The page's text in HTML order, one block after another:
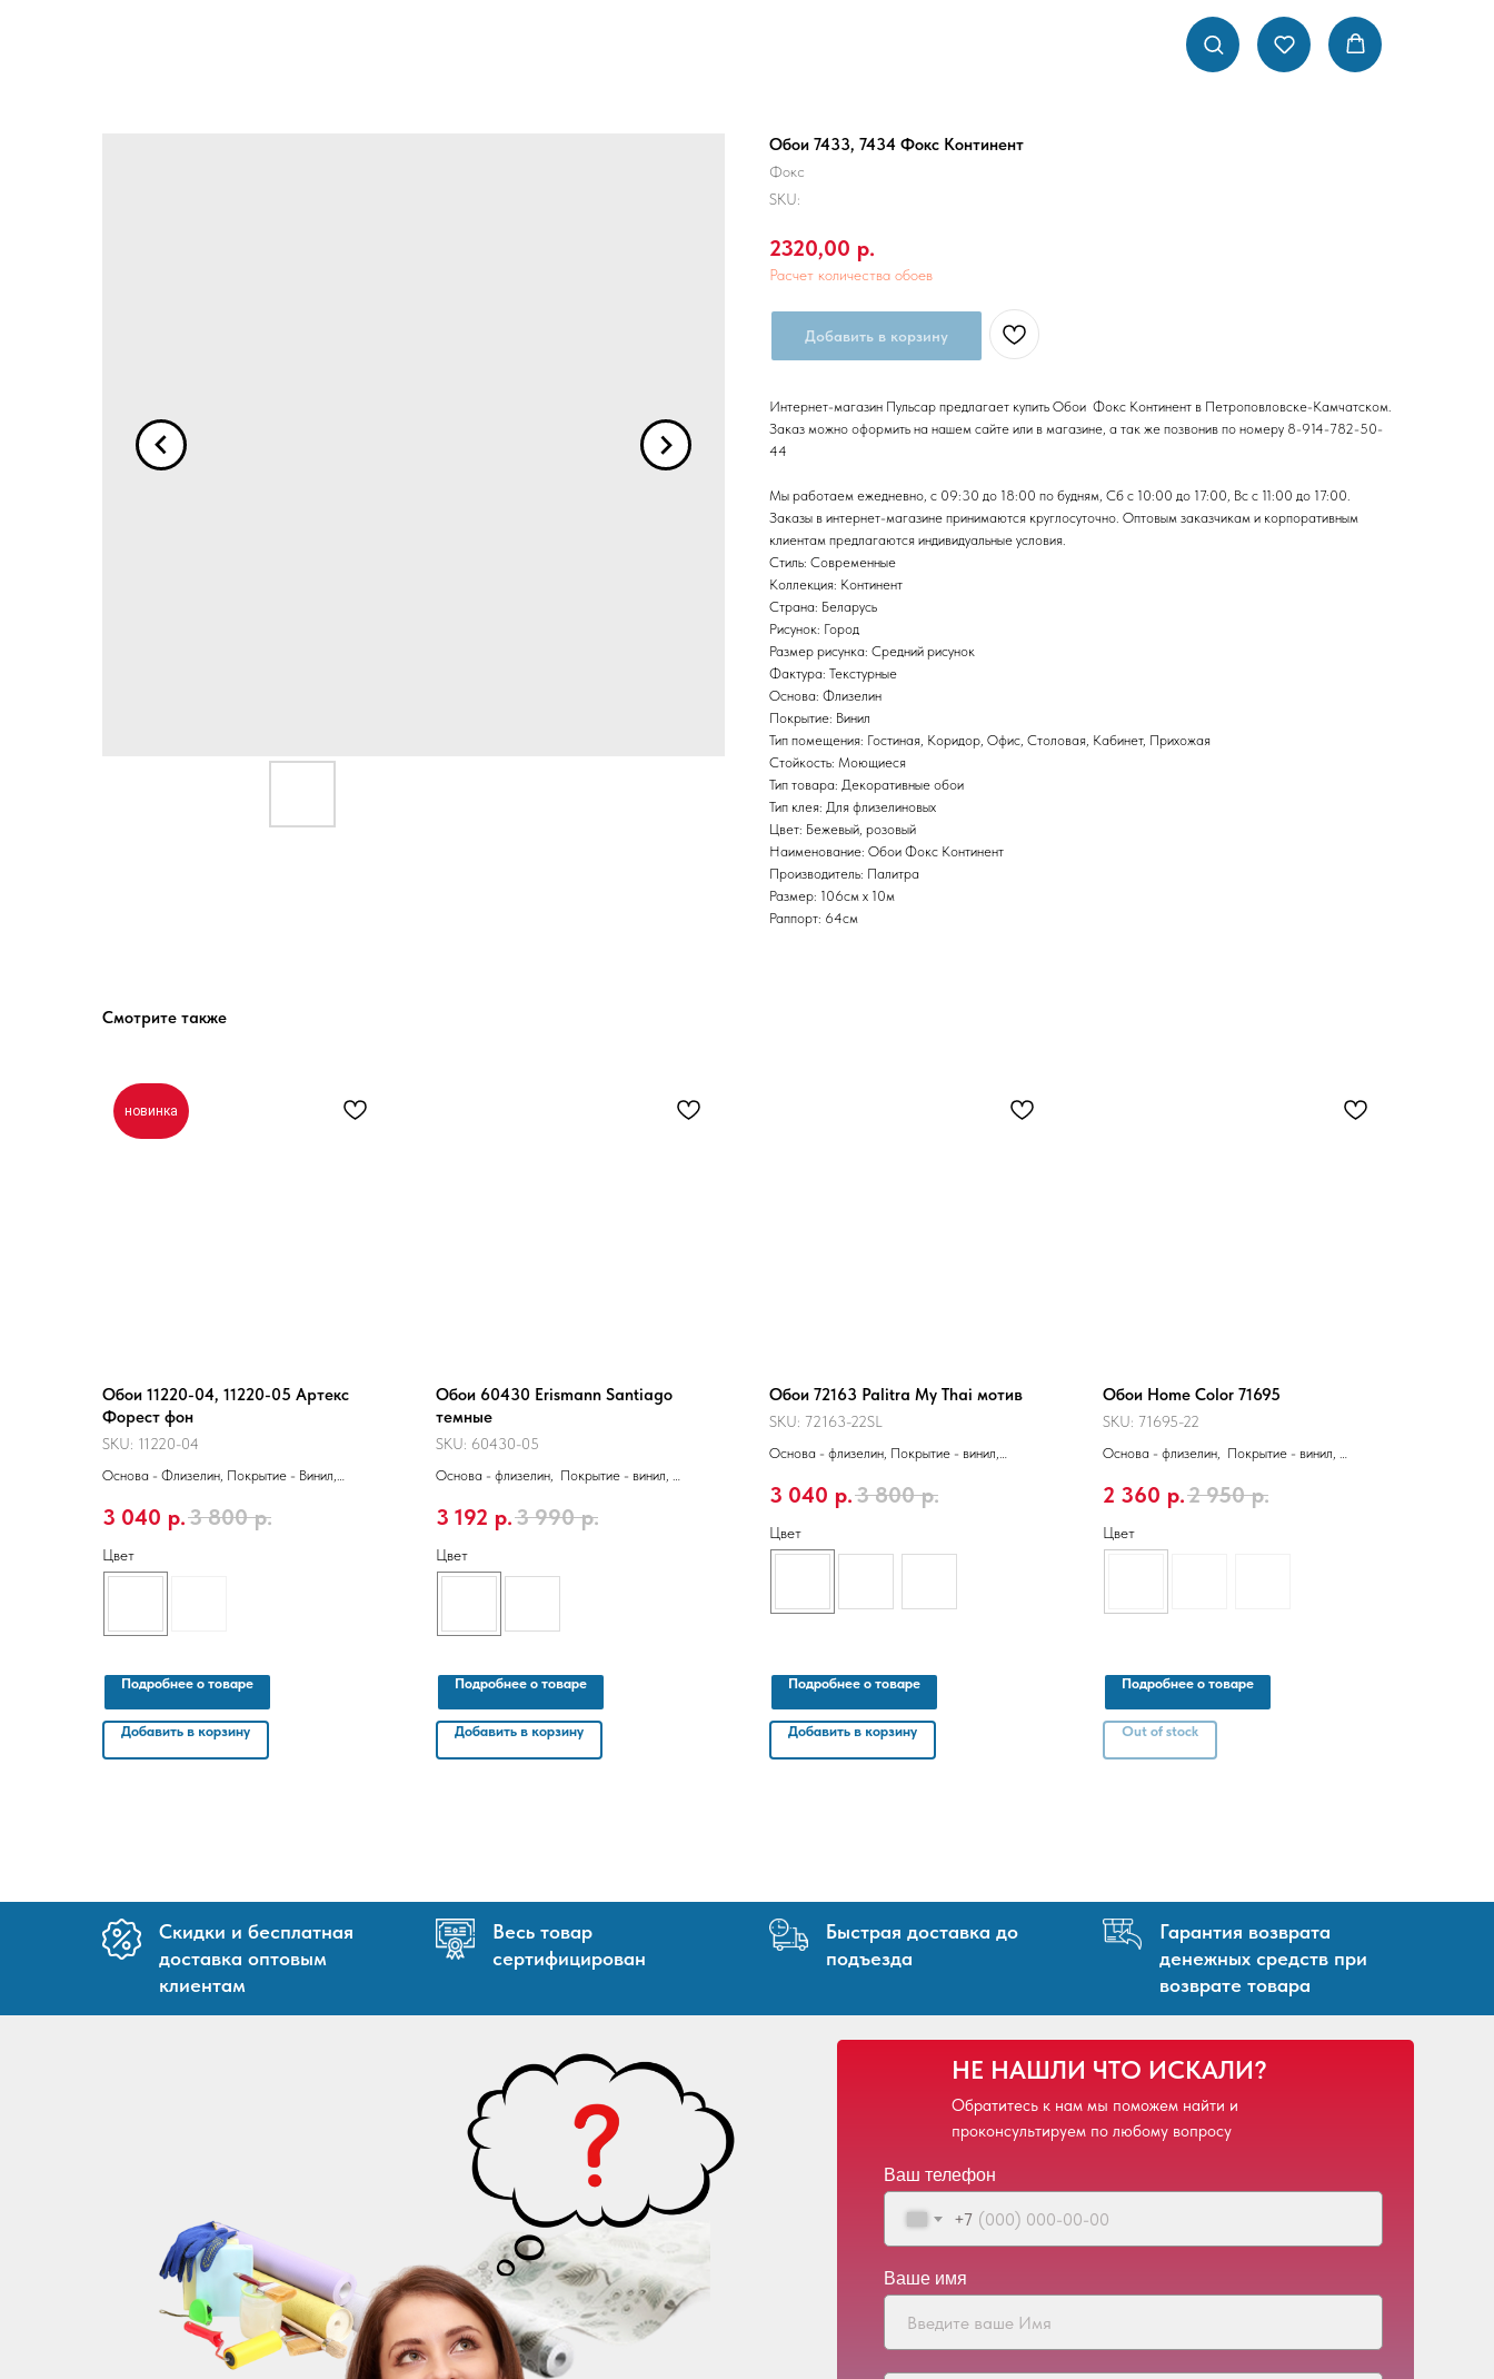
Обои 7433, 7434 Фокс Континент
Фокс
SKU:
2320,00 р.
Расчет количества обоев
Добавить в корзину
Интернет-магазин Пульсар предлагает купить Обои Фокс Континент в Петроповловске-Камчатском.
Заказ можно оформить на нашем сайте или в магазине, а так же позвонив по номеру 8-914-782-50-
44
Мы работаем ежедневно, с 09:30 до 18:00 по будням, Сб с 10:00 до 17:00, Вс с 11:00 до 17:00.
Заказы в интернет-магазине принимаются круглосуточно. Оптовым заказчикам и корпоративным
клиентам предлагаются индивидуальные условия.
Стиль: Современные
Коллекция: Континент
Страна: Беларусь
Рисунок: Город
Размер рисунка: Средний рисунок
Фактура: Текстурные
Основа: Флизелин
Покрытие: Винил
Тип помещения: Гостиная, Коридор, Офис, Столовая, Кабинет, Прихожая
Стойкость: Моющиеся
Тип товара: Декоративные обои
Тип клея: Для флизелиновых
Цвет: Бежевый, розовый
Наименование: Обои Фокс Континент
Производитель: Палитра
Размер: 106см х 10м
Раппорт: 64см
Смотрите также
новинка
Обои 11220-04, 11220-05 Артекс
Форест фон
SKU: 11220-04
Основа - Флизелин, Покрытие - Винил,
3 040 р.3 800 р.
Цвет
Подробнее о товаре
Добавить в корзину
Обои 60430 Erismann Santiago
темные
SKU: 60430-05
Основа - флизелин, Покрытие - винил,
3 192 р.3 990 р.
Цвет
Подробнее о товаре
Добавить в корзину
Обои 72163 Palitra My Thai мотив
SKU: 72163-22SL
Основа - флизелин, Покрытие - винил,
3 040 р.3 800 р.
Цвет
Подробнее о товаре
Добавить в корзину
Обои Home Color 71695
SKU: 71695-22
Основа - флизелин, Покрытие - винил,
2 360 р.2 950 р.
Цвет
Подробнее о товаре
Out of stock
Скидки и бесплатная
доставка оптовым
клиентам
Весь товар
сертифицирован
Быстрая доставка до
подъезда
Гарантия возврата
денежных средств при
возврате товара
НЕ НАШЛИ ЧТО ИСКАЛИ?
Обратитесь к нам мы поможем найти и
проконсультируем по любому вопросу
Ваш телефон
+7
Ваше имя